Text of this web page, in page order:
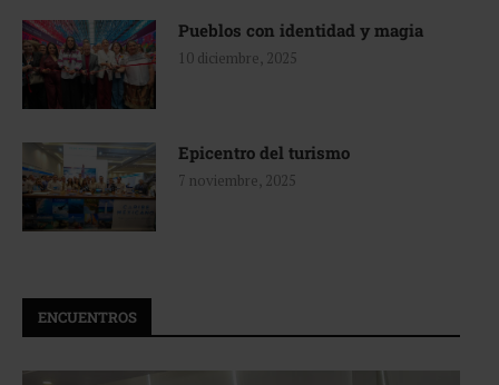
Pueblos con identidad y magia
10 diciembre, 2025
Epicentro del turismo
7 noviembre, 2025
ENCUENTROS